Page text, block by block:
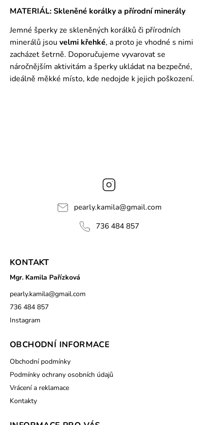
MATERIÁL: Skleněné korálky a přírodní minerály
Jemné šperky ze skleněných korálků či přírodních
minerálů jsou velmi křehké, a proto je vhodné s nimi
zacházet šetrně. Doporučujeme vyvarovat se
náročnějším aktivitám a šperky ukládat na bezpečné,
ideálně měkké místo, kde nedojde k jejich poškození.
pearly.kamila@gmail.com
736 484 857
KONTAKT
Mgr. Kamila Pařízková
pearly.kamila@gmail.com
736 484 857
Instagram
OBCHODNÍ INFORMACE
Obchodní podmínky
Podmínky ochrany osobních údajů
Vrácení a reklamace
Kontakty